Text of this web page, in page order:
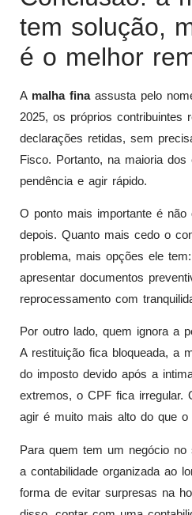
tem solução,
é o melhor
A malha finaassusta pelo
2025, os próprios contribuintes
declarações retidas, sem
Fisco. Portanto, na maioria
pendência e agir rápido.
O ponto mais importante é não
depois. Quanto mais cedo o
problema, mais opções ele
apresentar documentos
reprocessamento com
Por outro lado, quem ignora a
A restituição fica bloqueada, a
do imposto devido após a
extremos, o CPF fica irregular.
agir é muito mais alto do que o
Para quem tem um negócio
a contabilidade organizada ao
forma de evitar surpresas na